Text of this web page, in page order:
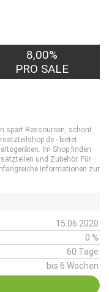
8,00%
PRO SALE
spart Ressourcen, schont
- bietet
Im Shop finden
und Zubehör. Für
Informationen zur
15.06.2020
0 %
60 Tage
bis 6 Wochen